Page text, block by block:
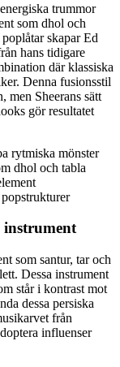
trummor
som dhol och
skapar Ed
hans tidigare
där klassiska
Denna fusionsstil
men Sheerans sätt
gör resultatet
rytmiska mönster
dhol och tabla
instrument
som santur, tar och
Dessa instrument
står i kontrast mot
dessa persiska
från
influenser